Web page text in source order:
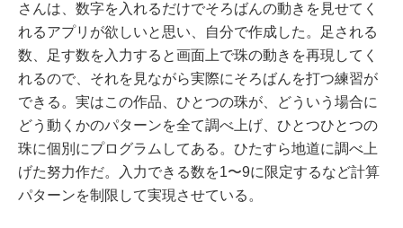
さんは、数字を入れるだけでそろばんの動きを見せてく
れるアプリが欲しいと思い、自分で作成した。足される
数、足す数を入力すると画面上で珠の動きを再現してく
れるので、それを見ながら実際にそろばんを打つ練習が
できる。実はこの作品、ひとつの珠が、どういう場合に
どう動くかのパターンを全て調べ上げ、ひとつひとつの
珠に個別にプログラムしてある。ひたすら地道に調べ上
げた努力作だ。入力できる数を1〜9に限定するなど計算
パターンを制限して実現させている。